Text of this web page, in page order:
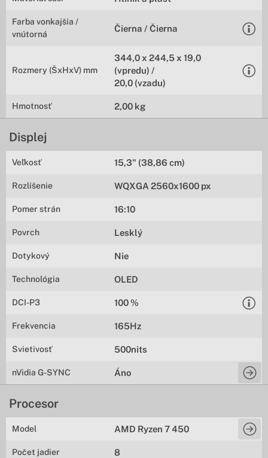
Farba vonkajšia /
vnútorná
Čierna / Čierna
Rozmery (ŠxHxV) mm
344,0 x 244,5 x 19,0
(vpredu) /
20,0 (vzadu)
Hmotnosť 2,00 kg
Displej
Veľkosť 15,3" (38,86 cm)
Rozlíšenie WQXGA 2560x1600 px
Pomer strán 16:10
Povrch Lesklý
Dotykový Nie
Technológia OLED
DCI-P3 100 %
Frekvencia 165Hz
Svietivosť 500nits
nVidia G-SYNC Áno
Procesor
Model AMD Ryzen 7 450
Počet jadier 8